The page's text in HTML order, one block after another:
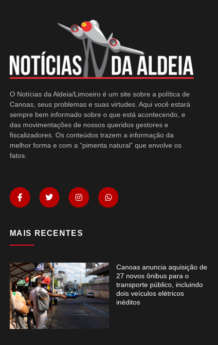
O Notícias da Aldeia/Limoeiro é um site sobre a política de
Canoas, seus problemas e suas virtudes. Aqui você estará
sempre bem informado sobre o que está acontecendo, e
das movimentações de nossos queridos gestores e
fiscalizadores. Os conteúdos trazem a informação da
melhor forma e com a “pimenta natural” que envolve os
fatos.
MAIS RECENTES
Canoas anuncia aquisição de
27 novos ônibus para o
transporte público, incluindo
dois veículos elétricos
inéditos